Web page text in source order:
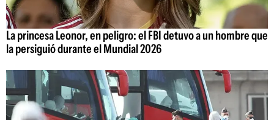
La princesa Leonor, en peligro: el FBI detuvo a un hombre que
la persiguió durante el Mundial 2026